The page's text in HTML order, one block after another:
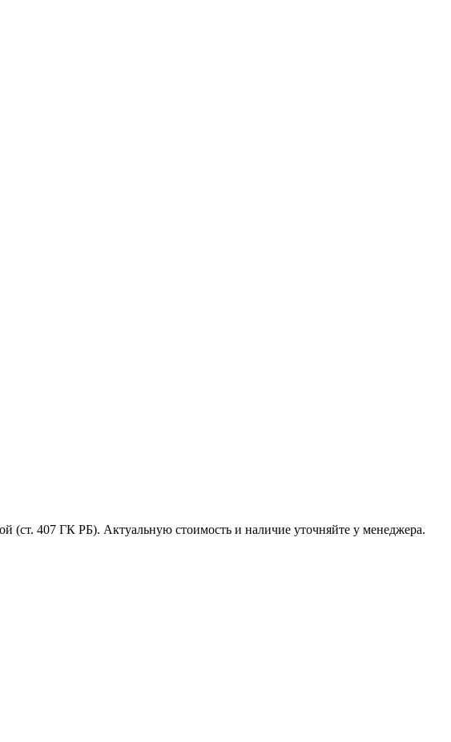
(ст. 407 ГК РБ). Актуальную стоимость и наличие уточняйте у менеджера.